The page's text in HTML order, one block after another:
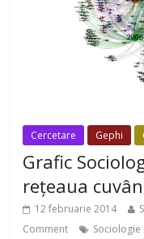
Cercetare Gephi
Grafic
rețeaua
12 februarie 2014
Comment
Sociologie